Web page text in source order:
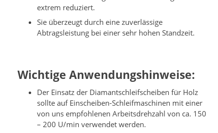
extrem reduziert.
Sie überzeugt durch eine zuverlässige
Abtragsleistung bei einer sehr hohen Standzeit.
Wichtige Anwendungshinweise:
Der Einsatz der Diamantschleifscheiben für Holz
sollte auf Einscheiben-Schleifmaschinen mit einer
von uns empfohlenen Arbeitsdrehzahl von ca. 150
– 200 U/min verwendet werden.